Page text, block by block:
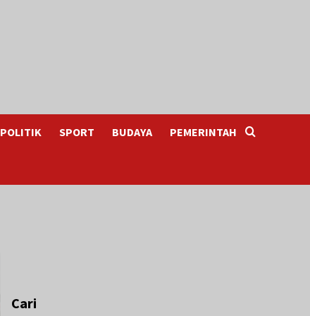
POLITIK SPORT BUDAYA PEMERINTAH
Cari